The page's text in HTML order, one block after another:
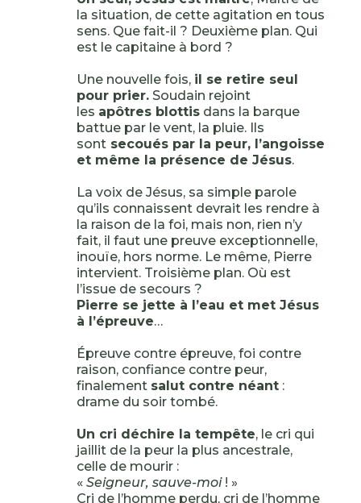
la situation, de cette agitation en tous
sens. Que fait-il ? Deuxième plan. Qui
est le capitaine à bord ?
Une nouvelle fois, il se retire seul
pour prier.Soudain rejoint
les apôtres blottisdans la barque
battue par le vent, la pluie. Ils
sontsecoués par la peur, l’angoisse
et même la présence de Jésus.
La voix de Jésus, sa simple parole
qu’ils connaissent devrait les rendre à
la raison de la foi, mais non, rien n’y
fait, il faut une preuve exceptionnelle,
inouïe, hors norme. Le même, Pierre
intervient. Troisième plan. Où est
l’issue de secours ?
Pierre se jette à l’eau et met Jésus
à l’épreuve…
Épreuve contre épreuve, foi contre
raison, confiance contre peur,
finalement salut contre néant:
drame du soir tombé.
Un cri déchire la tempête, le cri qui
jaillit de la peur la plus ancestrale,
celle de mourir :
« Seigneur, sauve-moi! »
Cri de l’homme perdu, cri de l’homme